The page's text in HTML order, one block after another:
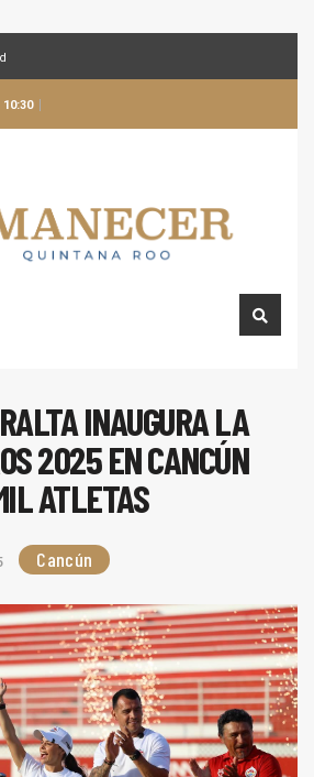
INAUGURA LA
2025 EN CANCÚN
ATLETAS
Cancún